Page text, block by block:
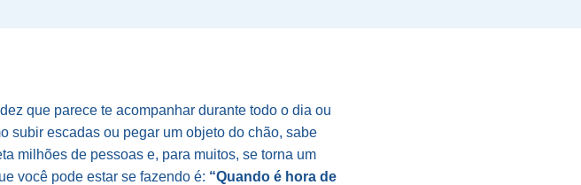
que parece te acompanhar durante todo o dia ou
subir escadas ou pegar um objeto do chão, sabe
milhões de pessoas e, para muitos, se torna um
você pode estar se fazendo é: “Quando é hora de